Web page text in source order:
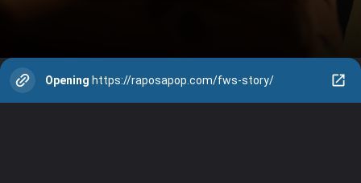
Opening https://raposapop.com/fws-story/